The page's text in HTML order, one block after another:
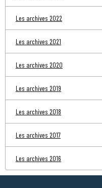
Les archives 2022
Les archives 2021
Les archives 2020
Les archives 2019
Les archives 2018
Les archives 2017
Les archives 2016